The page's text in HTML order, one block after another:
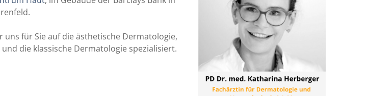
uns für Sie auf die ästhetische Dermatologie,
und die klassische Dermatologie spezialisiert.